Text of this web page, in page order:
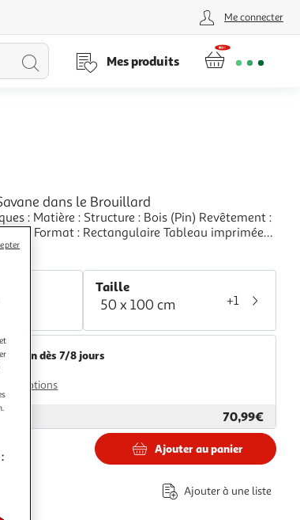
Me connecter
Lancer
Mes produits
dans le Brouillard
: Bois (Pin) Revêtement :
: Format : Rectangulaire Tableau imprimée
Full HD Haute Résolution 360 dpi Garantie une
Taille
50 x 100 cm +1
dès 7/8 jours
d'options
70,99€
Ajouter au panier
Ajouter à une liste